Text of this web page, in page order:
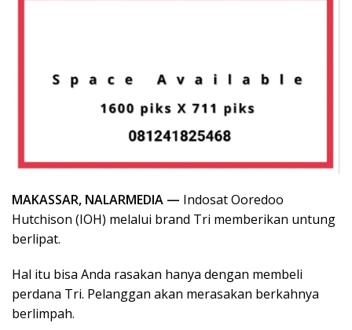
MAKASSAR, NALARMEDIA — Indosat Ooredoo
Hutchison (IOH) melalui brand Tri memberikan untung
berlipat.
Hal itu bisa Anda rasakan hanya dengan membeli
perdana Tri. Pelanggan akan merasakan berkahnya
berlimpah.